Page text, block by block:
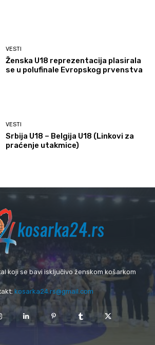
VESTI
Ženska U18 reprezentacija plasirala
se u polufinale Evropskog prvenstva
VESTI
Srbija U18 – Belgija U18 (Linkovi za
praćenje utakmice)
koji se bavi isključivo ženskom košarkom
kosarka24.rs@gmail.com